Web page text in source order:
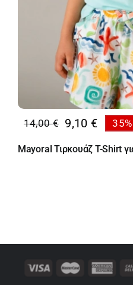
14,00€
Original
price
was:
9,10 €
Η
τρέχουσα
τιμή
Mayoral Τιρκουάζ T-Shirt